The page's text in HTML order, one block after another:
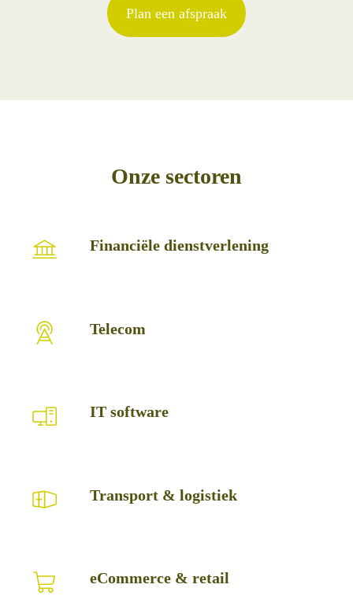
Plan een afspraak
Onze sectoren
Financiële dienstverlening
dienstverlening
Telecom
Telecom
IT software
software
Transport & logistiek
eCommerce & retail
eCommerce